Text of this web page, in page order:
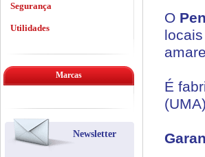
O
É
Segurança
Utilidades
Marcas
Newsletter